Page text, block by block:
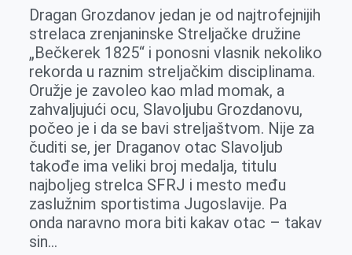
r
n
A
p
i
l
Dragan Grozdanov jedan je od najtrofejnijih
strelaca zrenjaninske Streljačke družine
„Bečkerek 1825“ i ponosni vlasnik nekoliko
rekorda u raznim streljačkim disciplinama.
Oružje je zavoleo kao mlad momak, a
zahvaljujući ocu, Slavoljubu Grozdanovu,
počeo je i da se bavi streljaštvom. Nije za
čuditi se, jer Draganov otac Slavoljub
takođe ima veliki broj medalja, titulu
najboljeg strelca SFRJ i mesto među
zaslužnim sportistima Jugoslavije. Pa
onda naravno mora biti kakav otac – takav
sin…